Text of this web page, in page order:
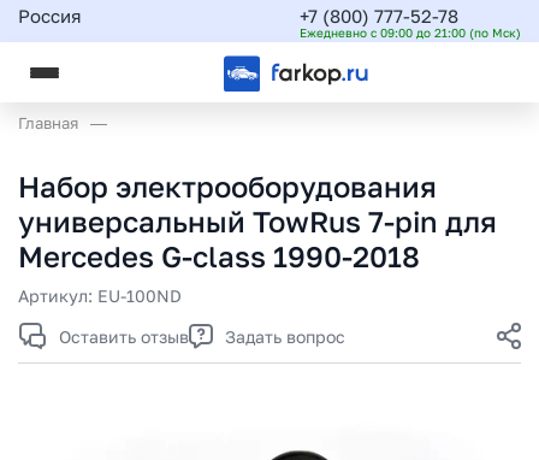
Россия +7 (800) 777-52-78
Ежедневно с 09:00 до 21:00 (по Мск)
Главная
Набор электрооборудования
универсальный TowRus 7-pin для
Mercedes G-class 1990-2018
Артикул: EU-100ND
Оставить отзыв
Задать вопрос